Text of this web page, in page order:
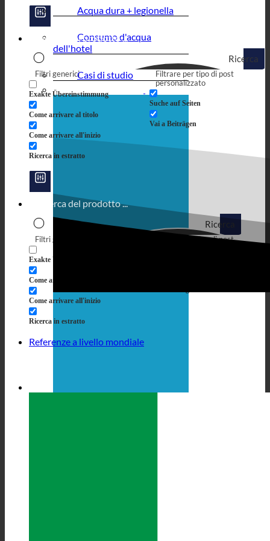
Ricerca
Filtri generici
Exakte Übereinstimmung
Come arrivare al titolo
Come arrivare all'inizio
Ricerca in estratto
Filtrare per tipo di post
personalizzato
Suche auf Seiten
Vai a Beiträgen
Ricerca
Filtri generici
Exakte Übereinstimmung
Come arrivare al titolo
Come arrivare all'inizio
Ricerca in estratto
Filtrare per tipo di post
Referenze a livello mondiale
Acqua dura + legionella
Consumo d'acqua
dell'hotel
Casi di studio